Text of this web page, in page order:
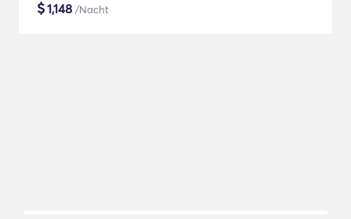
$1,148 /Nacht